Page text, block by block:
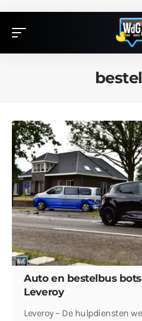
Auto en bestelbus
Leveroy
Leveroy – De hulpdiensten